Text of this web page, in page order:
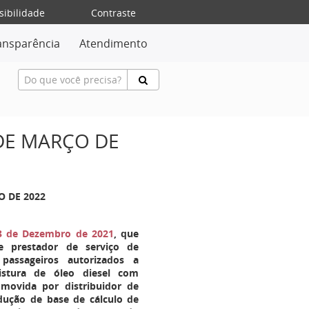
Contraste
Atendimento
MARÇO DE
DE 2022
de Dezembro de 2021, que
prestador de serviço de
autorizados a
de óleo diesel com
por distribuidor de
de base de cálculo de